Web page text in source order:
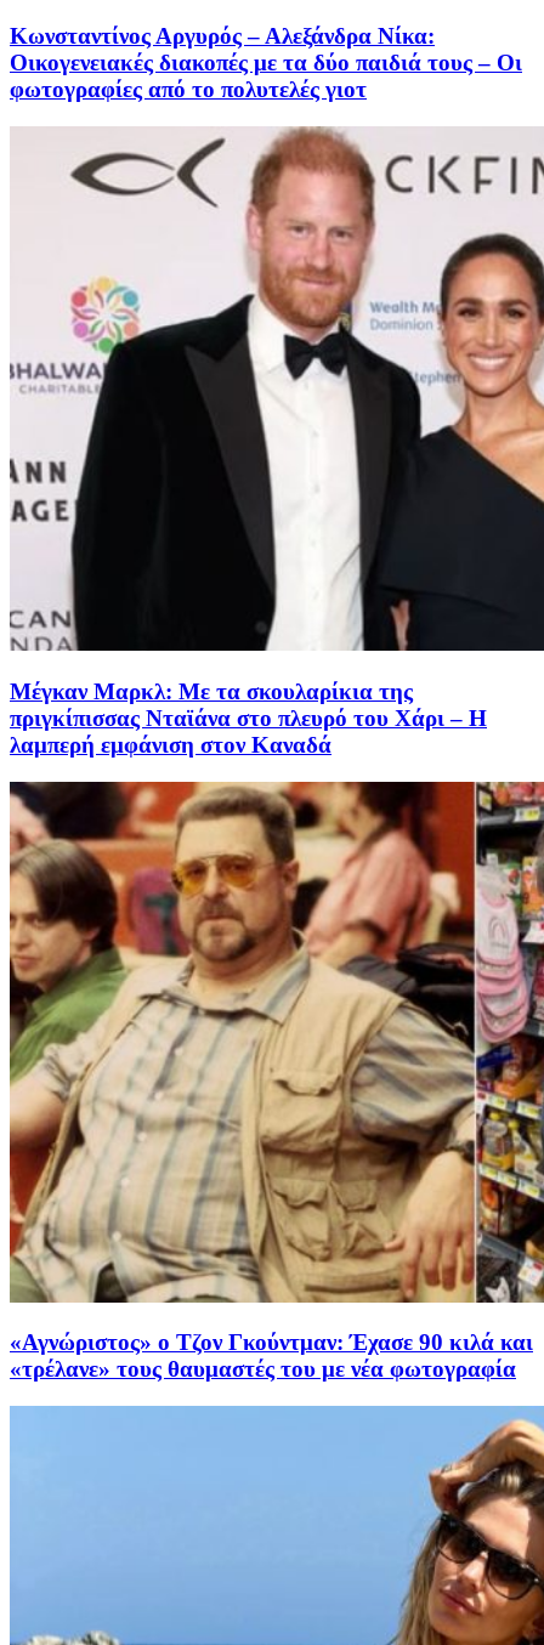
Κωνσταντίνος Αργυρός – Αλεξάνδρα Νίκα:
Οικογενειακές διακοπές με τα δύο παιδιά τους – Οι
φωτογραφίες από το πολυτελές γιοτ
Μέγκαν Μαρκλ: Με τα σκουλαρίκια της
πριγκίπισσας Νταϊάνα στο πλευρό του Χάρι – Η
λαμπερή εμφάνιση στον Καναδά
«Αγνώριστος» ο Τζον Γκούντμαν: Έχασε 90 κιλά και
«τρέλανε» τους θαυμαστές του με νέα φωτογραφία